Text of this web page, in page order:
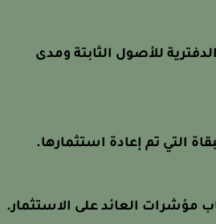
للأصول الثابتة ومدى
التي تم إعادة استثمارها.
العائد على الاستثمار.